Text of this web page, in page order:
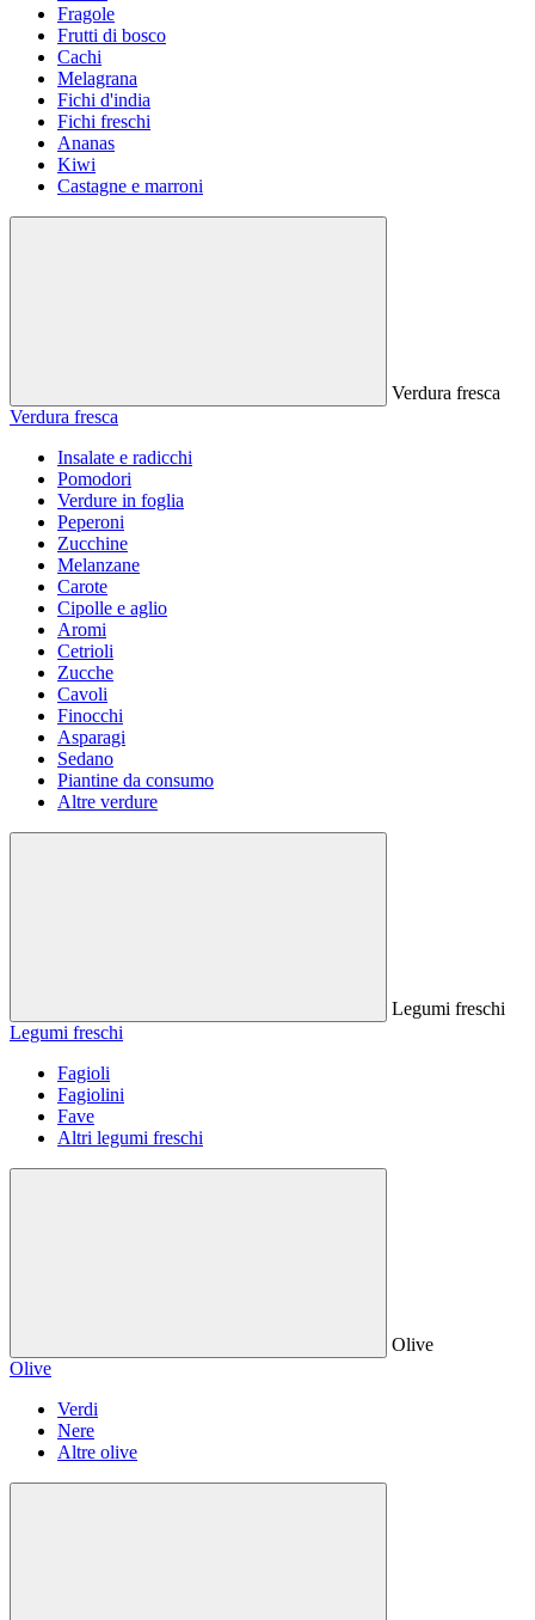
Fragole
Frutti di bosco
Cachi
Melagrana
Fichi d'india
Fichi freschi
Ananas
Kiwi
Castagne e marroni
Verdura fresca
Verdura fresca
Insalate e radicchi
Pomodori
Verdure in foglia
Peperoni
Zucchine
Melanzane
Carote
Cipolle e aglio
Aromi
Cetrioli
Zucche
Cavoli
Finocchi
Asparagi
Sedano
Piantine da consumo
Altre verdure
Legumi freschi
Legumi freschi
Fagioli
Fagiolini
Fave
Altri legumi freschi
Olive
Olive
Verdi
Nere
Altre olive